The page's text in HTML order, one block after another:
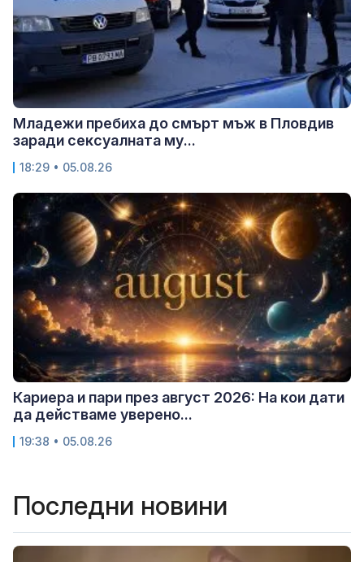
Младежи пребиха до смърт мъж в Пловдив
заради сексуалната му...
18:29 • 05.08.26
Кариера и пари през август 2026: На кои дати
да действаме уверено...
19:38 • 05.08.26
Последни новини